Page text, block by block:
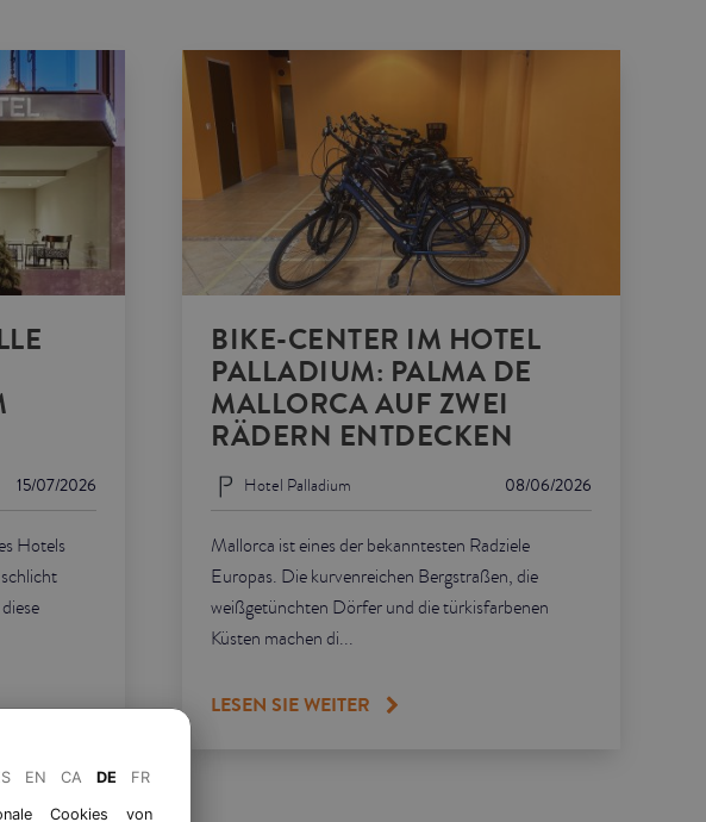
15/07/2026
Hotels
BIKE-CENTER IM HOTEL
PALLADIUM: PALMA DE
MALLORCA AUF ZWEI
RÄDERN ENTDECKEN
08/06/2026
Hotel Palladium
Mallorca ist eines der bekanntesten Radziele
Europas. Die kurvenreichen Bergstraßen, die
weißgetünchten Dörfer und die türkisfarbenen
Küsten machen di...
LESEN SIE WEITER
EN CA DE FR
Cookies von